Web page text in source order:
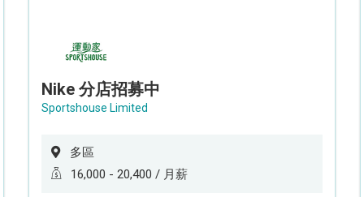
Nike 分店招募中
Sportshouse Limited
多區
16,000 - 20,400 / 月薪